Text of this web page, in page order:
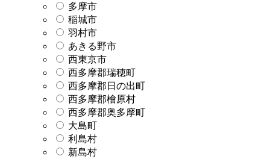
多摩市
稲城市
羽村市
あきる野市
西東京市
西多摩郡瑞穂町
西多摩郡日の出町
西多摩郡檜原村
西多摩郡奥多摩町
大島町
利島村
新島村